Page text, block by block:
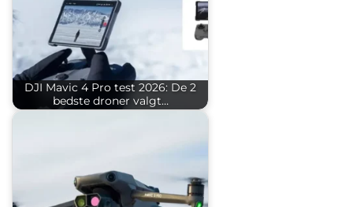
DJI Mavic 4 Pro test 2026: De 2
bedste droner valgt…